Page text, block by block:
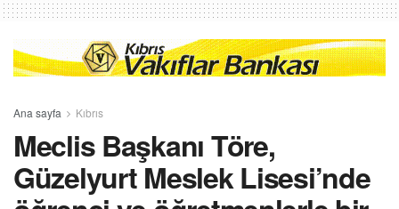
Ana sayfa Kıbrıs
Meclis Başkanı Töre,
Güzelyurt Meslek Lisesi’nde